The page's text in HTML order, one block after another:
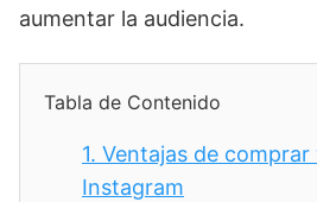
aumentar la audiencia.
Tabla de Contenido
1. Ventajas de
Instagram